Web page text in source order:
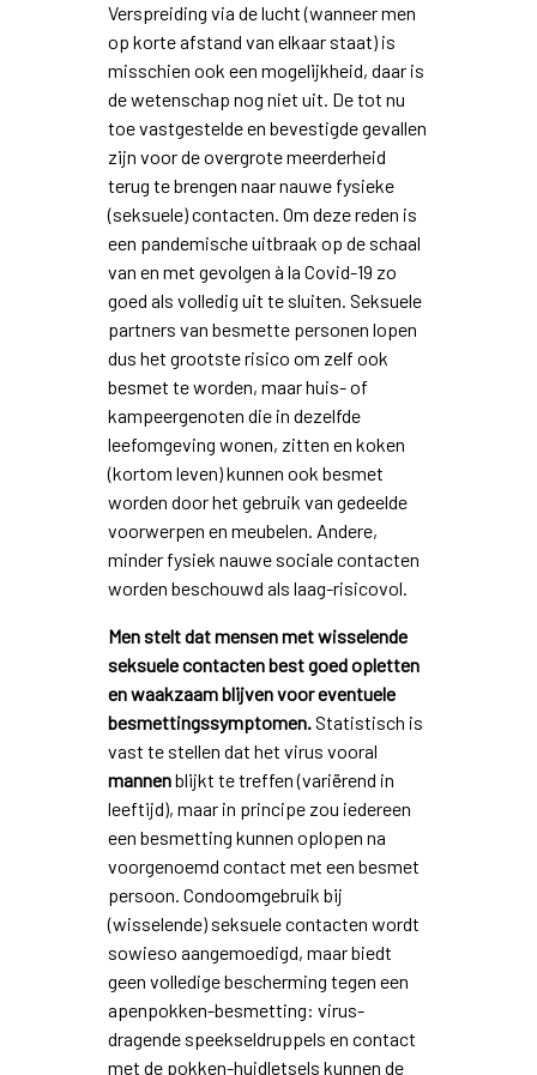
Verspreiding via de lucht (wanneer men
op korte afstand van elkaar staat) is
misschien ook een mogelijkheid, daar is
de wetenschap nog niet uit. De tot nu
toe vastgestelde en bevestigde gevallen
zijn voor de overgrote meerderheid
terug te brengen naar nauwe fysieke
(seksuele) contacten. Om deze reden is
een pandemische uitbraak op de schaal
van en met gevolgen à la Covid-19 zo
goed als volledig uit te sluiten. Seksuele
partners van besmette personen lopen
dus het grootste risico om zelf ook
besmet te worden, maar huis- of
kampeergenoten die in dezelfde
leefomgeving wonen, zitten en koken
(kortom leven) kunnen ook besmet
worden door het gebruik van gedeelde
voorwerpen en meubelen. Andere,
minder fysiek nauwe sociale contacten
worden beschouwd als laag-risicovol.
Men stelt dat mensen met wisselende
seksuele contacten best goed opletten
en waakzaam blijven voor eventuele
besmettingssymptomen.Statistisch is
vast te stellen dat het virus vooral
mannenblijkt te treffen (variërend in
leeftijd), maar in principe zou iedereen
een besmetting kunnen oplopen na
voorgenoemd contact met een besmet
persoon. Condoomgebruik bij
(wisselende) seksuele contacten wordt
sowieso aangemoedigd, maar biedt
geen volledige bescherming tegen een
apenpokken-besmetting: virus-
dragende speekseldruppels en contact
met de pokken-huidletsels kunnen de